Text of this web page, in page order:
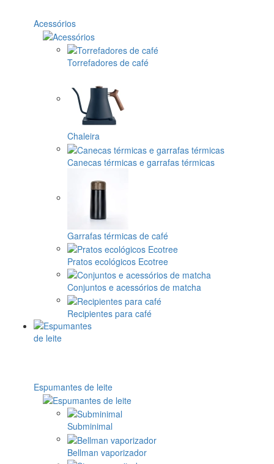
Acessórios
Torrefadores de café
Chaleira
Canecas térmicas e garrafas térmicas
Garrafas térmicas de café
Pratos ecológicos Ecotree
Conjuntos e acessórios de matcha
Recipientes para café
Espumantes de leite
Subminimal
Bellman vaporizador